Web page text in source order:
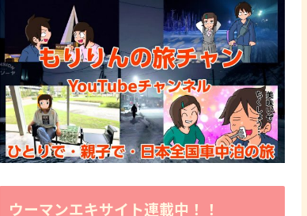
ウーマンエキサイト連載中！！